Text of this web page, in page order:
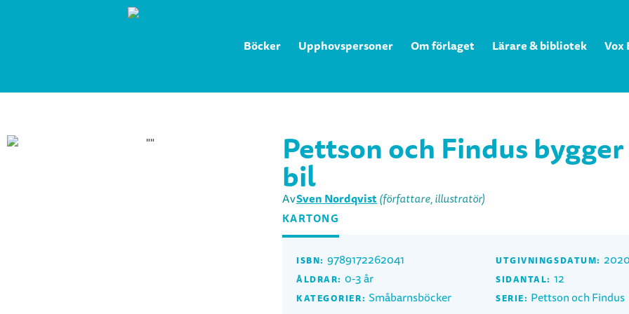
Böcker Upphovspersoner Om förlaget Lärare & bibliotek Vox
Pettson och Findus
bil
AvSven Nordqvist(författare, illustratör)
KARTONG
ISBN: 9789172262041 UTGIVNINGSDATUM:
ÅLDRAR: 0-3 år SIDANTAL: 12
KATEGORIER: Småbarnsböcker SERIE: Pettson och Findus